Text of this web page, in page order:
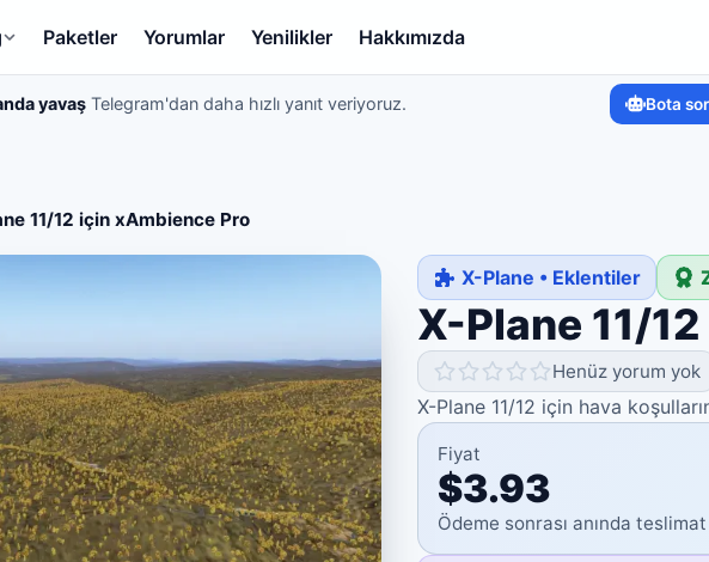
Paketler Yorumlar Yenilikler Hakkımızda
yavaş Telegram'dan daha hızlı yanıt veriyoruz. Bota sor
11/12 için xAmbience Pro
X-Plane • Eklentiler
X-Plane 11/
Henüz yorum yok
X-Plane 11/12 için hava
Fiyat
$3.93
Ödeme sonrası anında teslimat